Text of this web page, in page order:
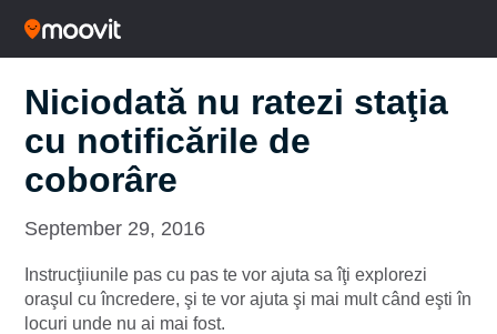
Niciodată nu ratezi staţia
cu notificările de
coborâre
September 29, 2016
Instrucţiiunile pas cu pas te vor ajuta sa îţi explorezi
oraşul cu încredere, şi te vor ajuta şi mai mult când eşti în
locuri unde nu ai mai fost.